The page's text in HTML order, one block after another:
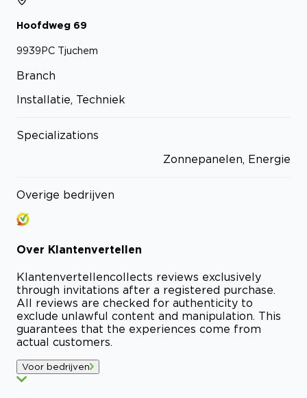
Hoofdweg 69
9939PC Tjuchem
Branch
Installatie, Techniek
Specializations
Zonnepanelen, Energie
Overige bedrijven
Over Klantenvertellen
Klantenvertellencollects reviews exclusively
through invitations after a registered purchase.
All reviews are checked for authenticity to
exclude unlawful content and manipulation. This
guarantees that the experiences come from
actual customers.
Voor bedrijven